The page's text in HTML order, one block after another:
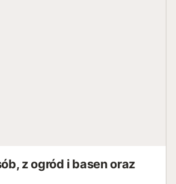
z ogród i basen oraz